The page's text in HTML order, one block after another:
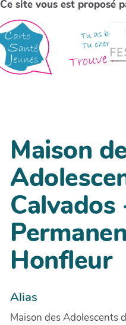
Ce site vous est proposé
Maison
Calvados
Honfleur
Alias
Maison des Adolescents